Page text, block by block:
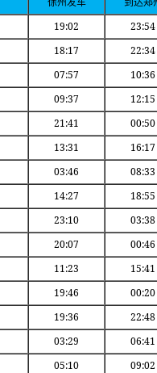
徐州发车 到达郑
19:02
23:54
18:17
22:34
07:57
10:36
09:37
12:15
21:41
00:50
13:31
16:17
03:46
08:33
14:27
18:55
23:10
03:38
20:07
00:46
11:23
15:41
19:46
00:20
19:36
22:48
03:29
06:41
05:10
09:02